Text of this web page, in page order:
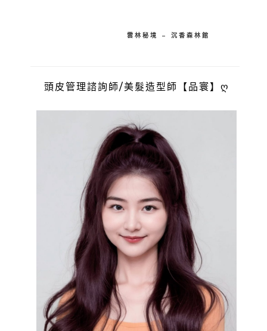
雲林秘境 – 沉香森林館
頭皮管理諮詢師/美髮造型師【品寰】ღ